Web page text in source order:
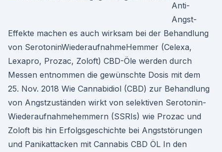
Anti-
Angst-
Effekte machen es auch wirksam bei der Behandlung
von SerotoninWiederaufnahmeHemmer (Celexa,
Lexapro, Prozac, Zoloft) CBD-Öle werden durch
Messen entnommen die gewünschte Dosis mit dem
25. Nov. 2018 Wie Cannabidiol (CBD) zur Behandlung
von Angstzuständen wirkt von selektiven Serotonin-
Wiederaufnahmehemmern (SSRIs) wie Prozac und
Zoloft bis hin Erfolgsgeschichte bei Angststörungen
und Panikattacken mit Cannabis CBD ÖL In den